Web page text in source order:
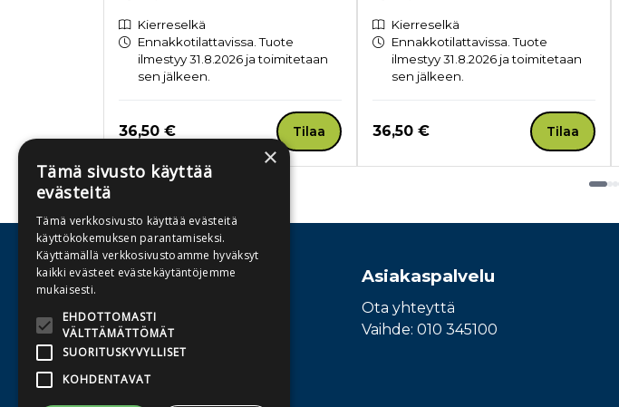
Kierreselkä
Ennakkotilattavissa. Tuote
ilmestyy 31.8.2026 ja toimitetaan
sen jälkeen.
Hinta nyt
36,50 € Tilaa
Kierreselkä
Ennakkotilattavissa. Tuote
ilmestyy 31.8.2026 ja toimitetaan
sen jälkeen.
Hinta nyt
36,50 € Tilaa
Osoite
Publiva Oy
Sörnäistenkatu 1
00580 Helsinki
Asiakaspalvelu
Ota yhteyttä
Vaihde: 010 345100
×
Tämä sivusto käyttää
evästeitä
Tämä verkkosivusto käyttää evästeitä
käyttökokemuksen parantamiseksi.
Käyttämällä verkkosivustoamme hyväksyt
kaikki evästeet evästekäytäntöjemme
mukaisesti.
EHDOTTOMASTI
VÄLTTÄMÄTTÖMÄT
SUORITUSKYVYLLISET
KOHDENTAVAT